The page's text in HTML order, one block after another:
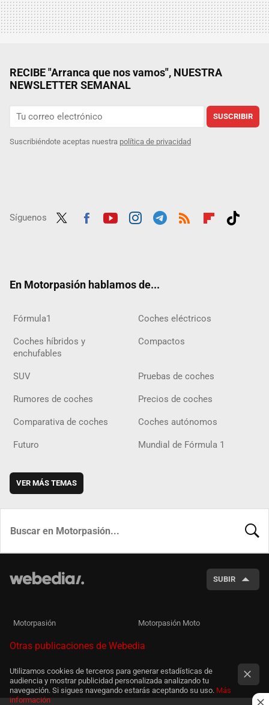
RECIBE "Arranca que nos vamos", NUESTRA
NEWSLETTER SEMANAL
SUSCRIBIR
Suscribiéndote aceptas nuestra política de privacidad
Síguenos
En Motorpasión hablamos de...
Fórmula1 Coches eléctricos
Coches híbridos y
enchufables
Compactos
SUV Pruebas de coches
Rumores de coches Precios de coches
Comparativa de coches Coches autónomos
Futuro Mundial de Fórmula 1
VER MÁS TEMAS
SUBIR
Motorpasión Motorpasión Moto
Otras publicaciones de Webedia
Utilizamos cookies de terceros para generar estadísticas de
audiencia y mostrar publicidad personalizada analizando tu
navegación. Si sigues navegando estarás aceptando su uso. Más
información